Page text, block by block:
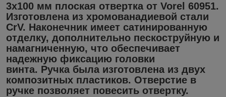
3х100 мм плоская отвертка от Vorel 60951.
Изготовлена ​​из хромованадиевой стали
CrV. Наконечник имеет сатинированную
отделку, дополнительно пескоструйную и
намагниченную, что обеспечивает
надежную фиксацию головки
винта. Ручка была изготовлена ​​из двух
композитных пластиков. Отверстие в
ручке позволяет повесить отвертку.